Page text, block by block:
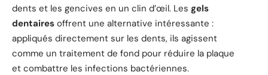
dents et les gencives en un clin d’œil. Les gels
dentaires offrent une alternative intéressante :
appliqués directement sur les dents, ils agissent
comme un traitement de fond pour réduire la plaque
et combattre les infections bactériennes.